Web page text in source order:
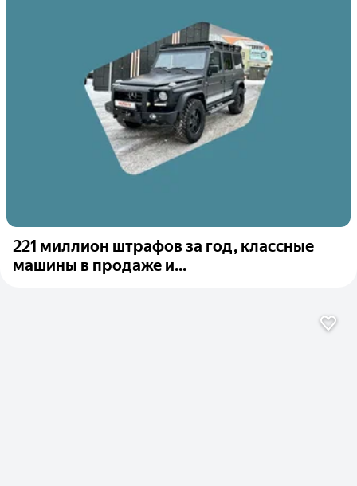
221 миллион штрафов за год, классные
машины в продаже и...